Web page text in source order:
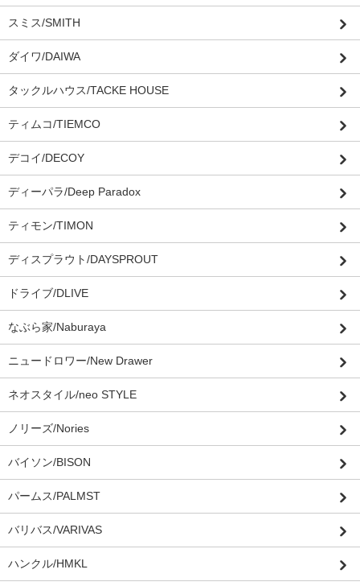
スミス/SMITH
ダイワ/DAIWA
タックルハウス/TACKE HOUSE
ティムコ/TIEMCO
デコイ/DECOY
ディーパラ/Deep Paradox
ティモン/TIMON
ディスプラウト/DAYSPROUT
ドライブ/DLIVE
なぶら家/Naburaya
ニュードロワー/New Drawer
ネオスタイル/neo STYLE
ノリーズ/Nories
バイソン/BISON
パームス/PALMST
バリバス/VARIVAS
ハンクル/HMKL